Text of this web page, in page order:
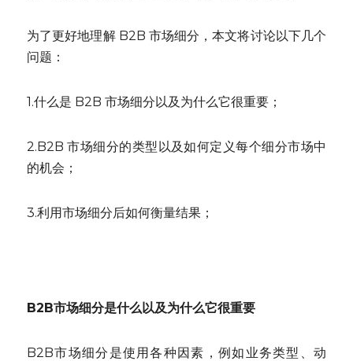
为了更好地理解 B2B 市场细分，本文将讨论以下几个
问题：
1.什么是 B2B 市场细分以及为什么它很重要；
2.B2B 市场细分的类型以及如何定义每个细分市场中
的机会；
3.利用市场细分后如何衡量结果；
B2B市场细分是什么以及为什么它很重要
B2B市场细分是使用各种因素，例如业务类型、动